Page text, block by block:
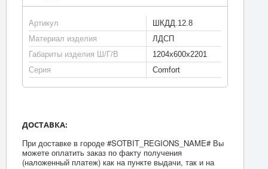
Артикул
ШКДД.12.8
Материал изделия
ЛДСП
Габариты изделия Ш/Г/В
1204х600х2201
Серия
Comfort
ДОСТАВКА:
При доставке в городе #SOTBIT_REGIONS_NAME# Вы
можете оплатить заказ по факту получения
(наложенный платеж) как на пункте выдачи, так и на